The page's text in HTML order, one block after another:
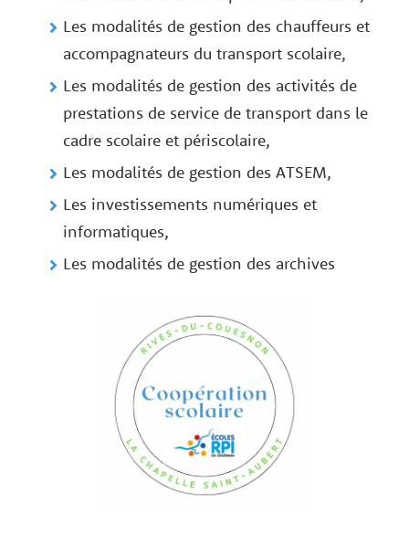
Les modalités de gestion des chauffeurs et
accompagnateurs du transport scolaire,
Les modalités de gestion des activités de
prestations de service de transport dans le
cadre scolaire et périscolaire,
Les modalités de gestion des ATSEM,
Les investissements numériques et
informatiques,
Les modalités de gestion des archives